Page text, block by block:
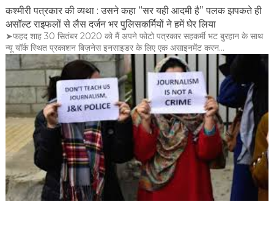
कश्मीरी पत्रकार की व्यथा : उसने कहा “सर यही आदमी है” पलक झपकते ही
असॉल्ट राइफलों से लैस दर्जन भर पुलिसकर्मियों ने हमें घेर लिया
➤फहद शाह 30 सितंबर 2020 को मैं अपने फोटो पत्रकार सहकर्मी भट बुरहान के साथ
न्यू यॉर्क स्थित प्रकाशन बिज़नेस इनसाइडर के लिए एक असाइनमेंट करन...